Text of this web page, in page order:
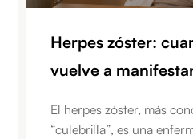
Herpes zóster:
vuelve a
El herpes zóster, más
“culebrilla”, es una